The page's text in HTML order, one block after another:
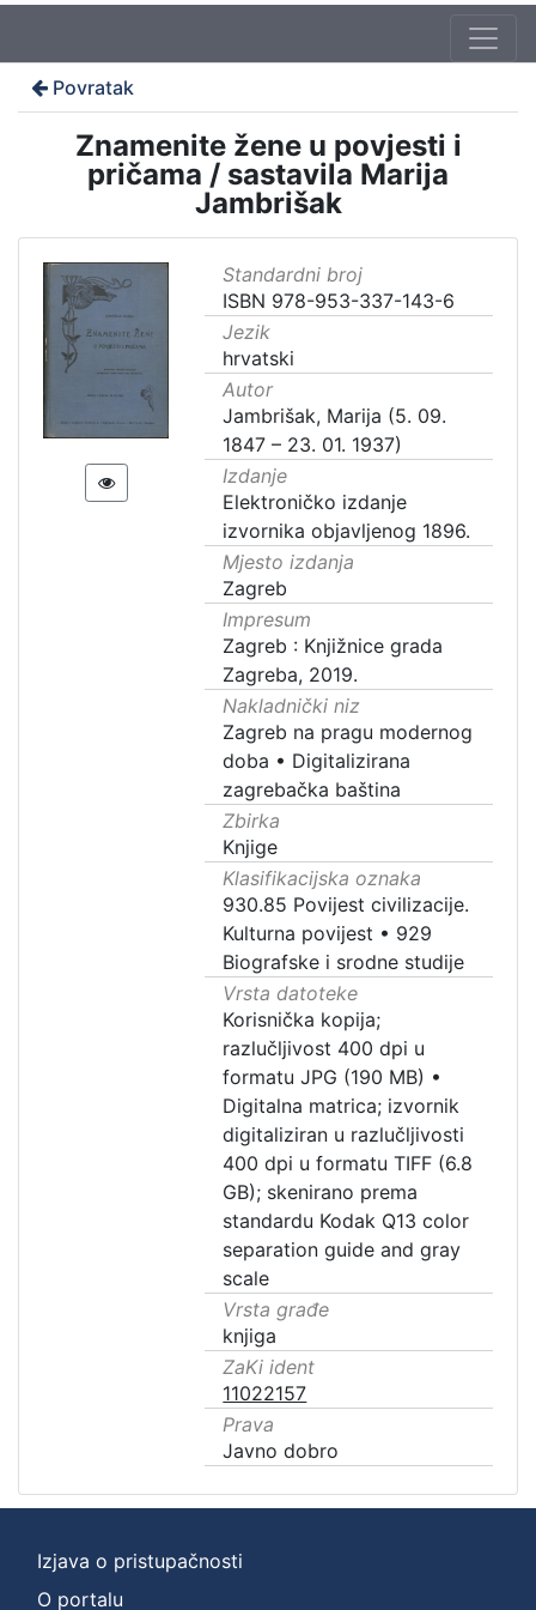
Povratak
Znamenite žene u povjesti i
pričama / sastavila Marija
Jambrišak
Standardni broj
ISBN 978-953-337-143-6
Jezik
hrvatski
Autor
Jambrišak, Marija (5. 09.
1847 – 23. 01. 1937)
Izdanje
Elektroničko izdanje
izvornika objavljenog 1896.
Mjesto izdanja
Zagreb
Impresum
Zagreb : Knjižnice grada
Zagreba, 2019.
Nakladnički niz
Zagreb na pragu modernog
doba • Digitalizirana
zagrebačka baština
Zbirka
Knjige
Klasifikacijska oznaka
930.85 Povijest civilizacije.
Kulturna povijest • 929
Biografske i srodne studije
Vrsta datoteke
Korisnička kopija;
razlučljivost 400 dpi u
formatu JPG (190 MB) •
Digitalna matrica; izvornik
digitaliziran u razlučljivosti
400 dpi u formatu TIFF (6.8
GB); skenirano prema
standardu Kodak Q13 color
separation guide and gray
scale
Vrsta građe
knjiga
ZaKi ident
11022157
Prava
Javno dobro
Izjava o pristupačnosti
O portalu